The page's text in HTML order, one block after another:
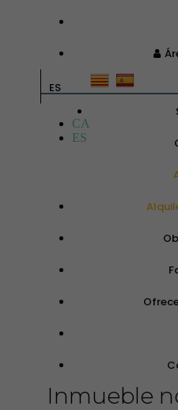
ES
CA
ES
Inmueble